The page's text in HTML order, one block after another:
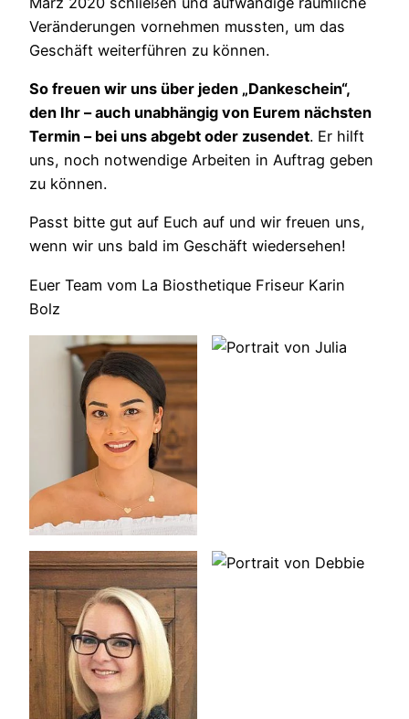
Veränderungen vornehmen mussten, um das
Geschäft weiterführen zu können.
So freuen wir uns über jeden „Dankeschein“,
den Ihr – auch unabhängig von Eurem nächsten
Termin – bei uns abgebt oder zusendet. Er hilft
uns, noch notwendige Arbeiten in Auftrag geben
zu können.
Passt bitte gut auf Euch auf und wir freuen uns,
wenn wir uns bald im Geschäft wiedersehen!
Euer Team vom La Biosthetique Friseur Karin
Bolz